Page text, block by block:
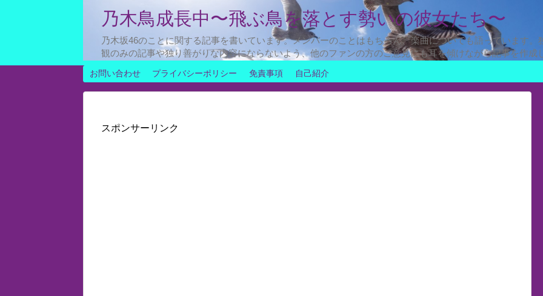
乃木鳥成長中〜飛ぶ鳥を落とす勢いの彼女たち〜
乃木坂46のことに関する記事を書いています。メンバーのことはもちろん、楽曲についても語っています
観のみの記事や独り善がりな内容にならないよう、他のファンの方のご意見にも耳を傾けながら記事を作成
お問い合わせ プライバシーポリシー 免責事項 自己紹介
スポンサーリンク